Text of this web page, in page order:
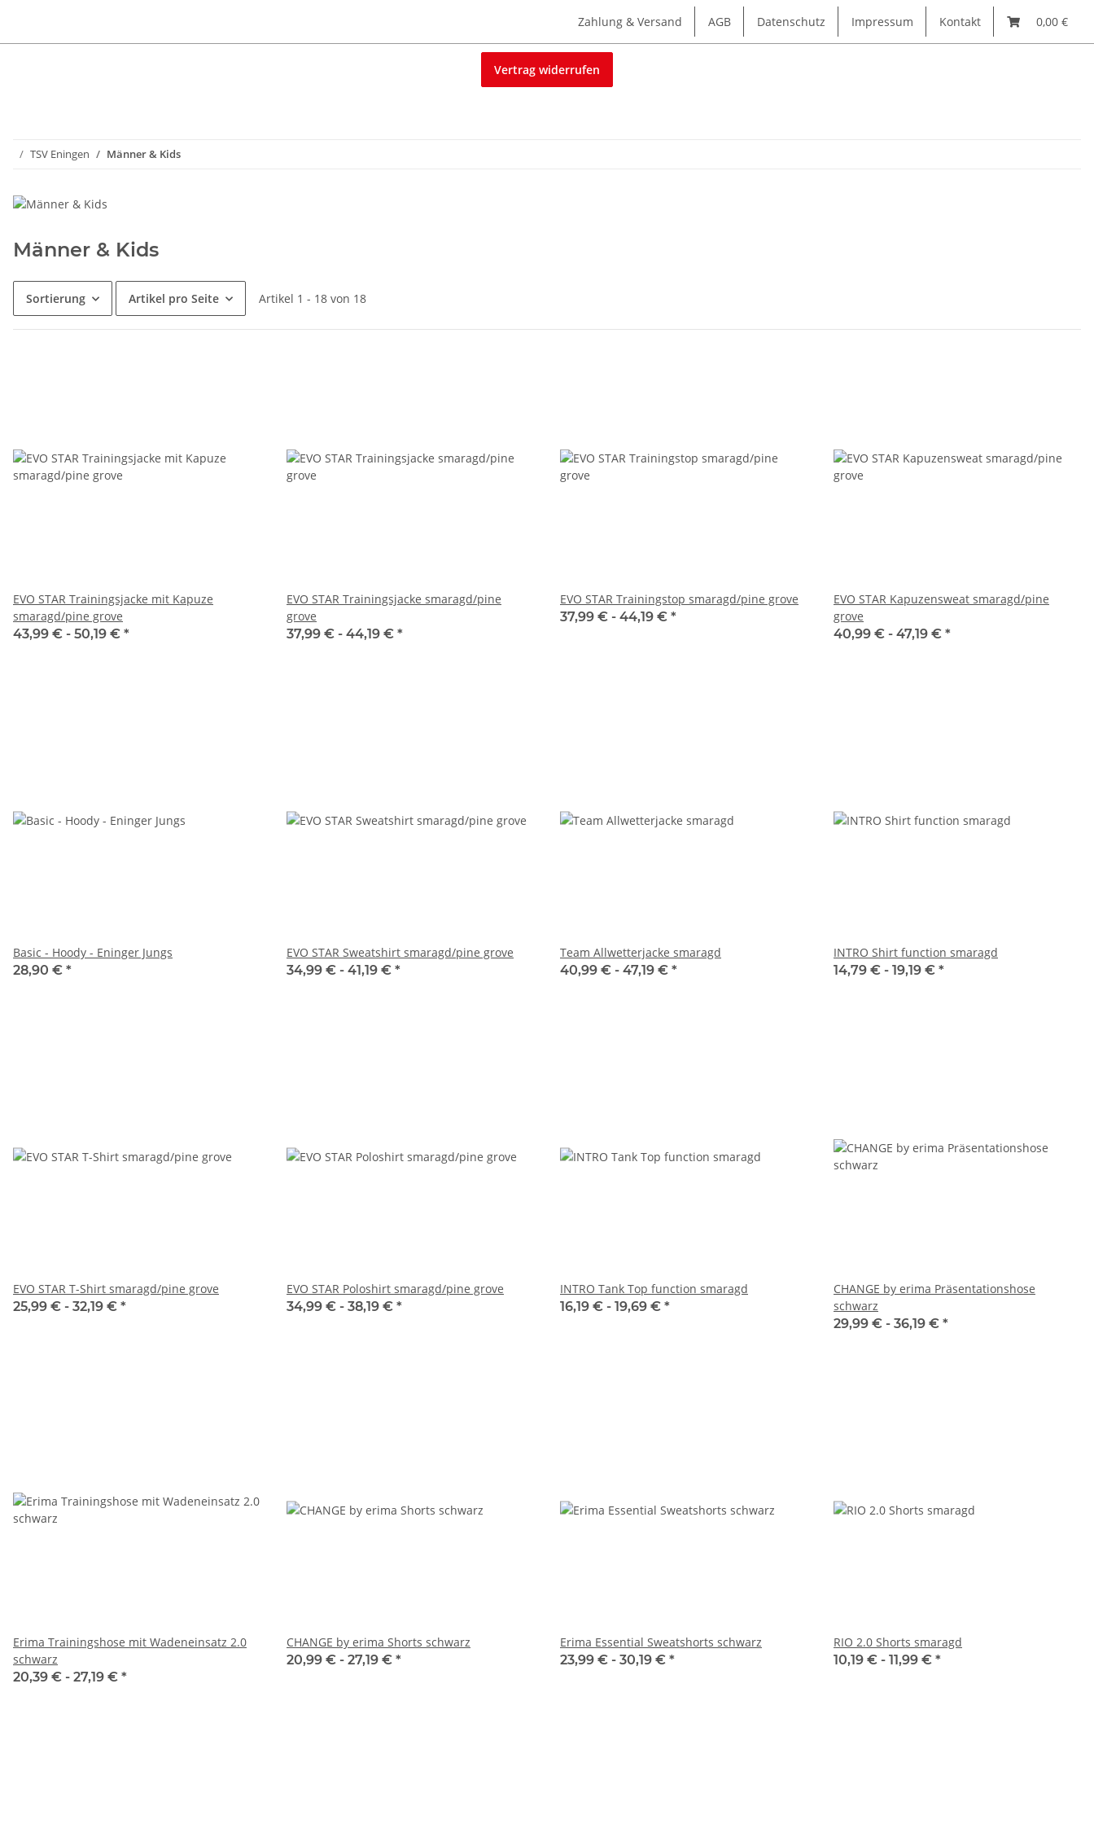
Zahlung & Versand AGB Datenschutz Impressum Kontakt 0,00 €
Vertrag widerrufen
TSV Eningen Männer & Kids
Männer & Kids
Sortierung Artikel pro Seite Artikel 1 - 18 von 18
EVO STAR Trainingsjacke mit Kapuze
smaragd/pine grove
43,99 € - 50,19 € *
EVO STAR Trainingsjacke smaragd/pine
grove
37,99 € - 44,19 € *
EVO STAR Trainingstop smaragd/pine grove
37,99 € - 44,19 € *
EVO STAR Kapuzensweat smaragd/pine
grove
40,99 € - 47,19 € *
Basic - Hoody - Eninger Jungs
28,90 € *
EVO STAR Sweatshirt smaragd/pine grove
34,99 € - 41,19 € *
Team Allwetterjacke smaragd
40,99 € - 47,19 € *
INTRO Shirt function smaragd
14,79 € - 19,19 € *
EVO STAR T-Shirt smaragd/pine grove
25,99 € - 32,19 € *
EVO STAR Poloshirt smaragd/pine grove
34,99 € - 38,19 € *
INTRO Tank Top function smaragd
16,19 € - 19,69 € *
CHANGE by erima Präsentationshose
schwarz
29,99 € - 36,19 € *
Erima Trainingshose mit Wadeneinsatz 2.0
schwarz
20,39 € - 27,19 € *
CHANGE by erima Shorts schwarz
20,99 € - 27,19 € *
Erima Essential Sweatshorts schwarz
23,99 € - 30,19 € *
RIO 2.0 Shorts smaragd
10,19 € - 11,99 € *